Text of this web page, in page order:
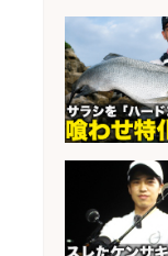
精肉・青
市」「
ら車5分/
業務/残
べる/鹿
会社名